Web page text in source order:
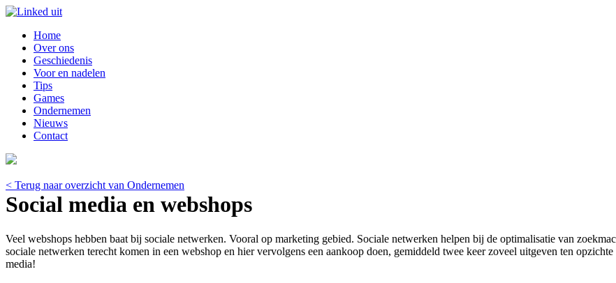
Home
Over ons
Geschiedenis
Voor en nadelen
Tips
Games
Ondernemen
Nieuws
Contact
< Terug naar overzicht van Ondernemen
Social media en webshops
Veel webshops hebben baat bij sociale netwerken. Vooral op marketing gebied. Sociale netwerken helpen bij de optimalisatie van
sociale netwerken terecht komen in een webshop en hier vervolgens een aankoop doen, gemiddeld twee keer zoveel uitgeven ten
media!